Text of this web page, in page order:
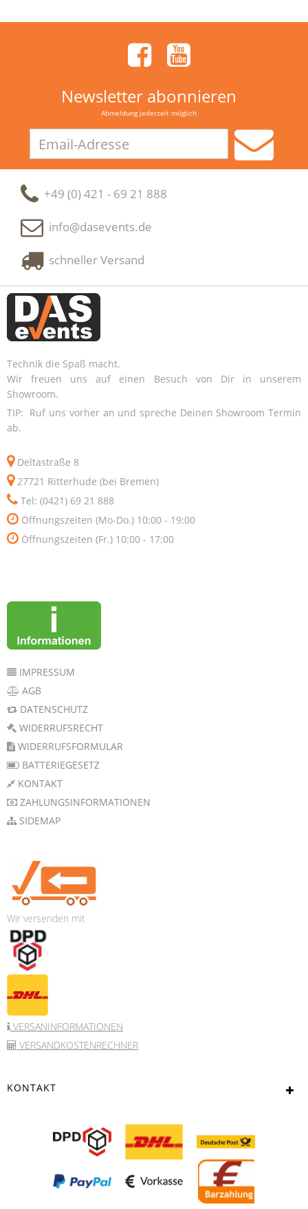
Newsletter abonnieren
Abmeldung jederzeit möglich
Adresse
+49 (0) 421 - 69 21 888
info@dasevents.de
schneller Versand
Technik die Spaß macht.
Wir freuen uns auf einen Besuch von Dir in unserem
Showroom.
TIP: Ruf uns vorher an und spreche Deinen Showroom Termin
ab.
Deltastraße 8
27721 Ritterhude (bei Bremen)
Tel: (0421) 69 21 888
Öffnungszeiten (Mo-Do.) 10:00 - 19:00
Öffnungszeiten (Fr.) 10:00 - 17:00
IMPRESSUM
AGB
DATENSCHUTZ
WIDERRUFSRECHT
WIDERRUFSFORMULAR
BATTERIEGESETZ
KONTAKT
ZAHLUNGSINFORMATIONEN
SIDEMAP
Wir versenden mit
VERSANINFORMATIONEN
VERSANDKOSTENRECHNER
KONTAKT